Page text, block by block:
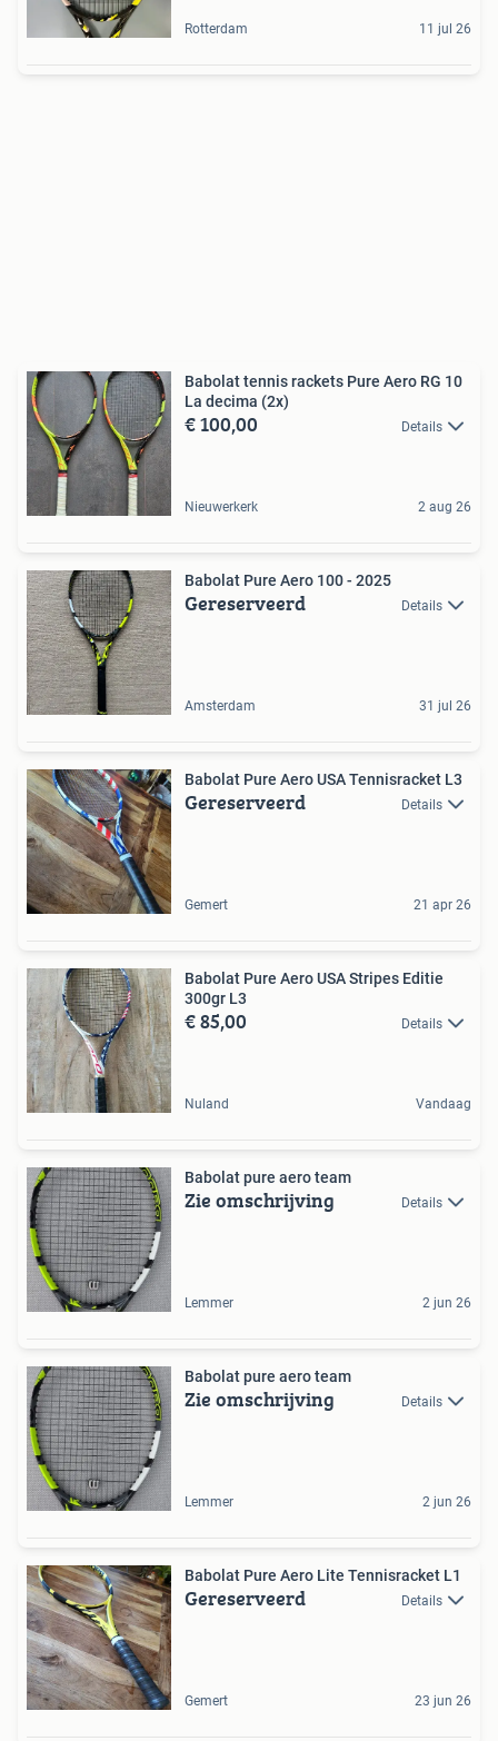
Rotterdam 11 jul 26
Babolat tennis rackets Pure Aero RG 10
La decima (2x)
€ 100,00 Details
Nieuwerkerk 2 aug 26
Babolat Pure Aero 100 - 2025
Gereserveerd Details
Amsterdam 31 jul 26
Babolat Pure Aero USA Tennisracket L3
Gereserveerd Details
Gemert 21 apr 26
Babolat Pure Aero USA Stripes Editie
300gr L3
€ 85,00 Details
Nuland Vandaag
Babolat pure aero team
Zie omschrijving Details
Lemmer 2 jun 26
Babolat pure aero team
Zie omschrijving Details
Lemmer 2 jun 26
Babolat Pure Aero Lite Tennisracket L1
Gereserveerd Details
Gemert 23 jun 26